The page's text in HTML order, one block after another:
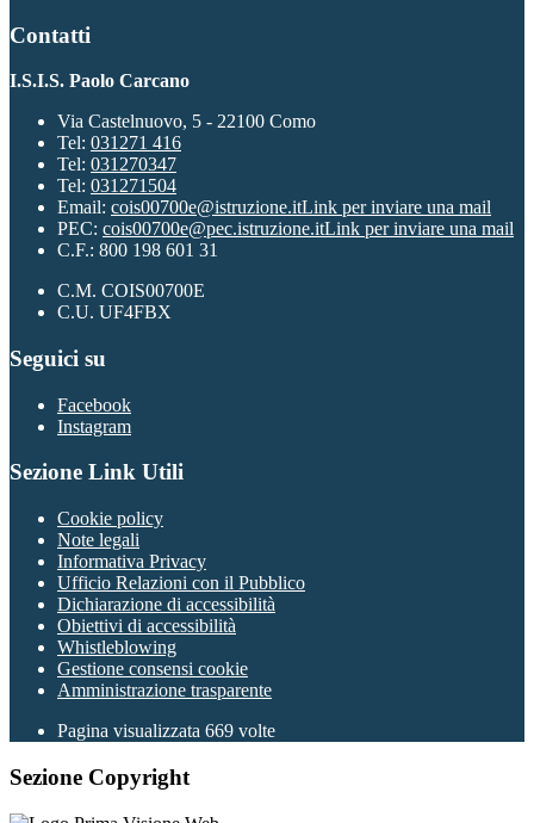
Contatti
I.S.I.S. Paolo Carcano
Via Castelnuovo, 5 - 22100 Como
Tel: 031271 416
Tel: 031270347
Tel: 031271504
Email: cois00700e@istruzione.itLink per inviare una mail
PEC: cois00700e@pec.istruzione.itLink per inviare una mail
C.F.: 800 198 601 31
C.M. COIS00700E
C.U. UF4FBX
Seguici su
Facebook
Instagram
Sezione Link Utili
Cookie policy
Note legali
Informativa Privacy
Ufficio Relazioni con il Pubblico
Dichiarazione di accessibilità
Obiettivi di accessibilità
Whistleblowing
Gestione consensi cookie
Amministrazione trasparente
Pagina visualizzata 669 volte
Sezione Copyright